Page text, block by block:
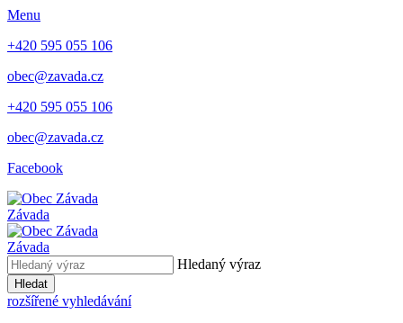
Menu
+420 595 055 106
obec@zavada.cz
+420 595 055 106
obec@zavada.cz
Facebook
Závada
Závada
Hledaný výraz
Hledat
rozšířené vyhledávání